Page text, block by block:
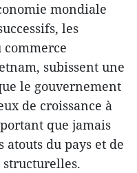
mondiale
les
commerce
subissent une
le gouvernement
de croissance à
que jamais
du pays et de
structurelles.